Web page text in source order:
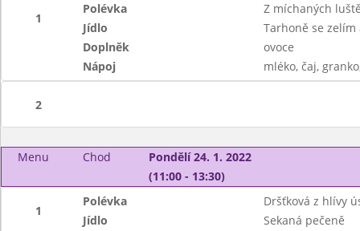
1
Polévka
Z míchaných
Jídlo
Tarhoně se
Doplněk
ovoce
Nápoj
mléko, čaj,
2
Menu Chod
Pondělí 24. 1. 2022
(11:00 - 13:30)
1
Polévka
Dršťková z hlívy
Jídlo
Sekaná pečeně